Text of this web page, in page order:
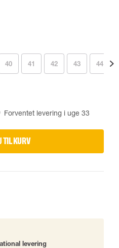
40 41 42 43 44
Forventet levering i uge 33
TIL KURV
levering